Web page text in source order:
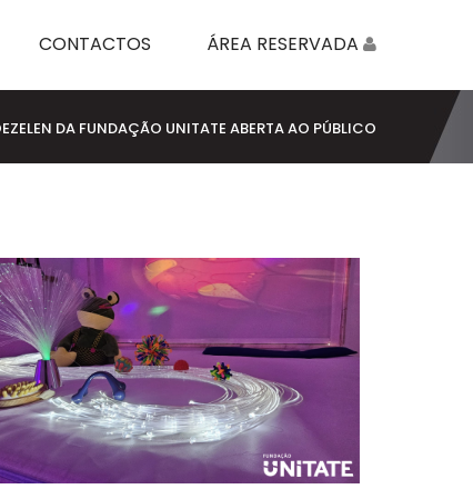
CONTACTOS ÁREA RESERVADA
DA FUNDAÇÃO UNITATE ABERTA AO PÚBLICO